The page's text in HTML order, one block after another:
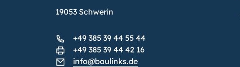
19053 Schwerin
+49 385 39 44 55 44
+49 385 39 44 42 16
info@baulinks.de